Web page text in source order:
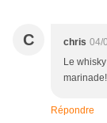
C chris 04/
Le
Répondre